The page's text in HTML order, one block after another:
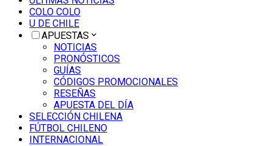
COLO COLO
U DE CHILE
APUESTAS
NOTICIAS
PRONÓSTICOS
GUÍAS
CÓDIGOS PROMOCIONALES
RESEÑAS
APUESTA DEL DÍA
SELECCIÓN CHILENA
FÚTBOL CHILENO
INTERNACIONAL